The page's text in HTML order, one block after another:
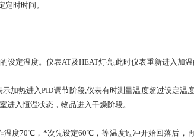
时时间。
定温度。仪表AT及HEAT灯亮,此时仪表重新进入加温
热进入PID调节阶段,仪表有时测量温度超过设定温
进入恒温状态，物品进入干燥阶段。
度70℃，*次先设定60℃，等温度过冲开始回落后，